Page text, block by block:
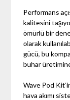
Performans
kalitesini
ömürlü bir
olarak
gücü, bu
buhar
Wave Pod
hava akımı